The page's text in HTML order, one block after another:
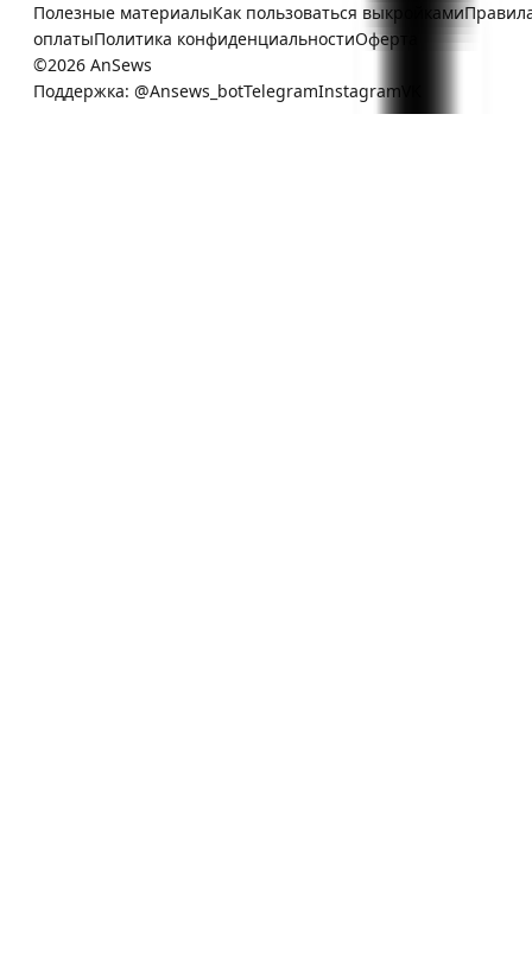
Полезные материалыКак пользоваться выкройками
оплатыПолитика конфиденциальностиОферта
©2026 AnSews
Поддержка: @Ansews_botTelegramInstagram